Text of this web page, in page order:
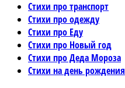
Стихи про транспорт
Стихи про одежду
Стихи про Еду
Стихи про Новый год
Стихи про Деда Мороза
Стихи на день рождения